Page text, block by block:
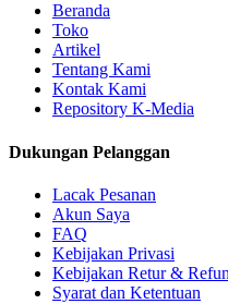
Beranda
Toko
Artikel
Tentang Kami
Kontak Kami
Repository K-Media
Dukungan Pelanggan
Lacak Pesanan
Akun Saya
FAQ
Kebijakan Privasi
Kebijakan Retur &
Syarat dan Ketentuan